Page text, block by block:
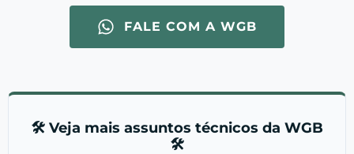
FALE COM A WGB
🛠️ Veja mais assuntos técnicos da WGB
🛠️